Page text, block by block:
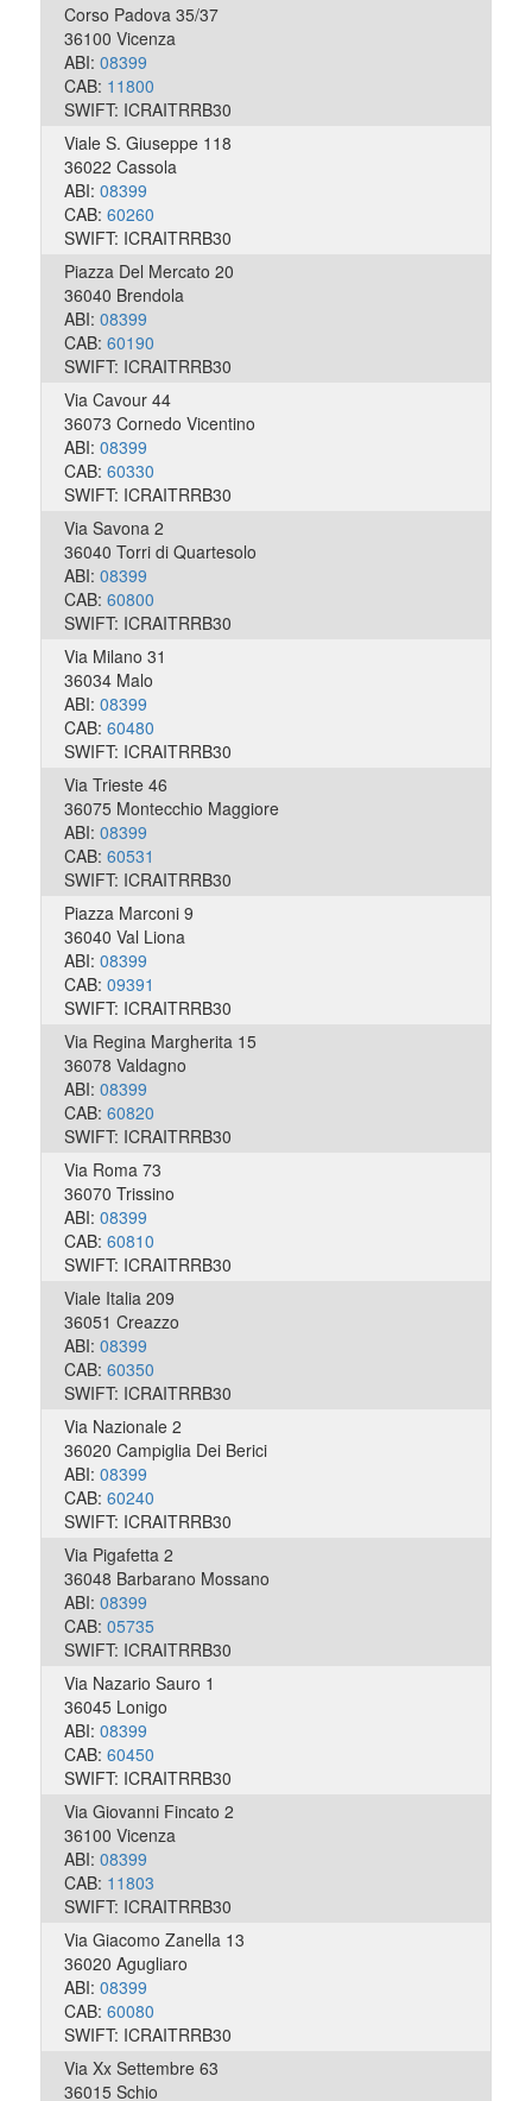
Corso Padova 35/37
36100 Vicenza
ABI: 08399
CAB: 11800
SWIFT: ICRAITRRB30
Viale S. Giuseppe 118
36022 Cassola
ABI: 08399
CAB: 60260
SWIFT: ICRAITRRB30
Piazza Del Mercato 20
36040 Brendola
ABI: 08399
CAB: 60190
SWIFT: ICRAITRRB30
Via Cavour 44
36073 Cornedo Vicentino
ABI: 08399
CAB: 60330
SWIFT: ICRAITRRB30
Via Savona 2
36040 Torri di Quartesolo
ABI: 08399
CAB: 60800
SWIFT: ICRAITRRB30
Via Milano 31
36034 Malo
ABI: 08399
CAB: 60480
SWIFT: ICRAITRRB30
Via Trieste 46
36075 Montecchio Maggiore
ABI: 08399
CAB: 60531
SWIFT: ICRAITRRB30
Piazza Marconi 9
36040 Val Liona
ABI: 08399
CAB: 09391
SWIFT: ICRAITRRB30
Via Regina Margherita 15
36078 Valdagno
ABI: 08399
CAB: 60820
SWIFT: ICRAITRRB30
Via Roma 73
36070 Trissino
ABI: 08399
CAB: 60810
SWIFT: ICRAITRRB30
Viale Italia 209
36051 Creazzo
ABI: 08399
CAB: 60350
SWIFT: ICRAITRRB30
Via Nazionale 2
36020 Campiglia Dei Berici
ABI: 08399
CAB: 60240
SWIFT: ICRAITRRB30
Via Pigafetta 2
36048 Barbarano Mossano
ABI: 08399
CAB: 05735
SWIFT: ICRAITRRB30
Via Nazario Sauro 1
36045 Lonigo
ABI: 08399
CAB: 60450
SWIFT: ICRAITRRB30
Via Giovanni Fincato 2
36100 Vicenza
ABI: 08399
CAB: 11803
SWIFT: ICRAITRRB30
Via Giacomo Zanella 13
36020 Agugliaro
ABI: 08399
CAB: 60080
SWIFT: ICRAITRRB30
Via Xx Settembre 63
36015 Schio